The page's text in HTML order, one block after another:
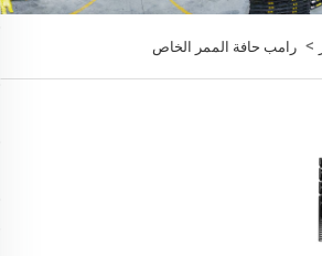
> رامب حافة الممر الخاص